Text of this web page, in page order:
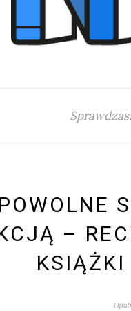
POWOLNE
–
KSIĄŻKI